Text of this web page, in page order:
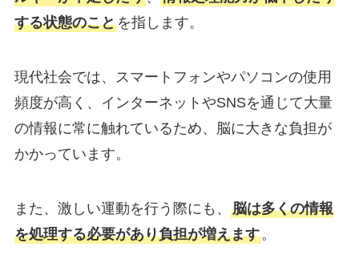
する状態のことを指します。
現代社会では、スマートフォンやパソコンの使用
頻度が高く、インターネットやSNSを通じて大量
の情報に常に触れているため、脳に大きな負担が
かかっています。
また、激しい運動を行う際にも、 脳は多くの情報
を処理する必要があり負担が増えます。